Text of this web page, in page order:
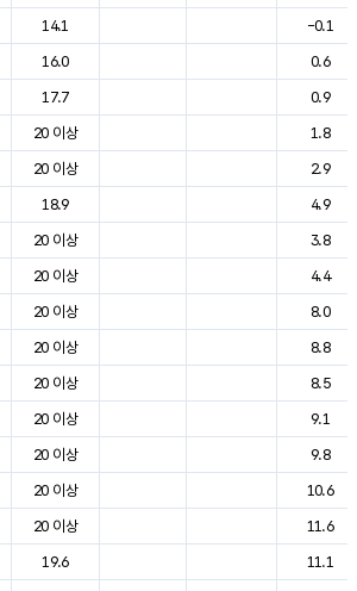
14.1
-0.1
16.0
0.6
17.7
0.9
20 이상
1.8
20 이상
2.9
18.9
4.9
20 이상
3.8
20 이상
4.4
20 이상
8.0
20 이상
8.8
20 이상
8.5
20 이상
9.1
20 이상
9.8
20 이상
10.6
20 이상
11.6
19.6
11.1